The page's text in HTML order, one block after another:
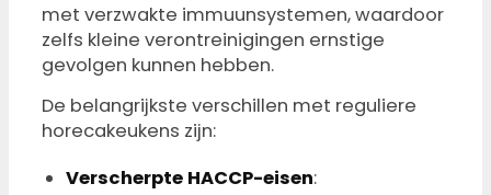
met verzwakte immuunsystemen, waardoor
zelfs kleine verontreinigingen ernstige
gevolgen kunnen hebben.
De belangrijkste verschillen met reguliere
horecakeukens zijn:
Verscherpte HACCP-eisen: